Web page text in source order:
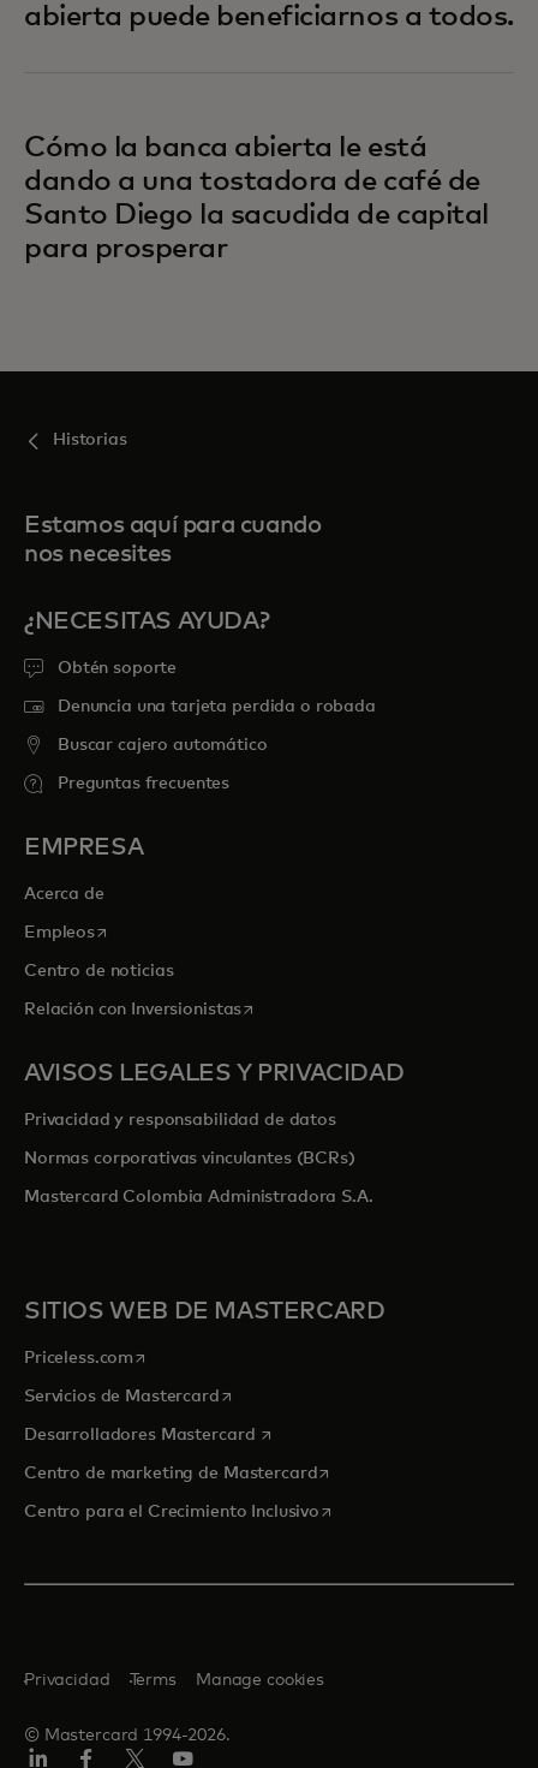
abierta puede beneficiarnos a todos.
Cómo la banca abierta le está
dando a una tostadora de café de
Santo Diego la sacudida de capital
para prosperar
Historias
Estamos aquí para cuando
nos necesites
¿NECESITAS AYUDA?
Obtén soporte
Denuncia una tarjeta perdida o robada
Buscar cajero automático
Preguntas frecuentes
EMPRESA
Acerca de
Empleosse abre en una pestaña nueva
Centro de noticias
Relación con Inversionistasse abre en una pestaña nueva
AVISOS LEGALES Y PRIVACIDAD
Privacidad y responsabilidad de datos
Normas corporativas vinculantes (BCRs)
Mastercard Colombia Administradora S.A.
SITIOS WEB DE MASTERCARD
Priceless.com se abre en una pestaña nueva
Servicios de Mastercardse abre en una pestaña nueva
Desarrolladores Mastercard se abre en una pestaña nueva
Centro de marketing de Mastercardse abre en una pestaña
Centro para el Crecimiento Inclusivose abre en una pestaña
© Mastercard 1994-2026.
Privacidad Terms Manage cookies